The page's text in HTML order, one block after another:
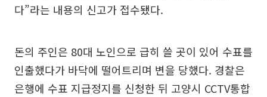
다”라는 내용의 신고가 접수됐다.
돈의 주인은 80대 노인으로 급히 쓸 곳이 있어 수표를
인출했다가 바닥에 떨어트리며 변을 당했다. 경찰은
은행에 수표 지급정지를 신청한 뒤 고양시 CCTV통합